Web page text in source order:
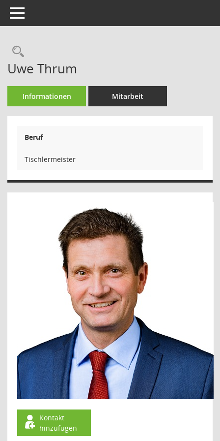
Toggle navigation
Rechercheauswahl
Uwe Thrum
Informationen Mitarbeit
Beruf
Tischlermeister
Kontakt
hinzufügen